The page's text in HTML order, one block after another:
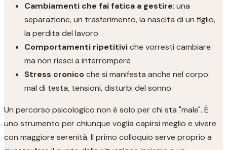
Cambiamenti che fai fatica a gestire: una
separazione, un trasferimento, la nascita di un figlio,
la perdita del lavoro
Comportamenti ripetitiviche vorresti cambiare
ma non riesci a interrompere
Stress cronicoche si manifesta anche nel corpo:
mal di testa, tensioni, disturbi del sonno
Un percorso psicologico non è solo per chi sta "male". È
uno strumento per chiunque voglia capirsi meglio e vivere
con maggiore serenità. Il primo colloquio serve proprio a